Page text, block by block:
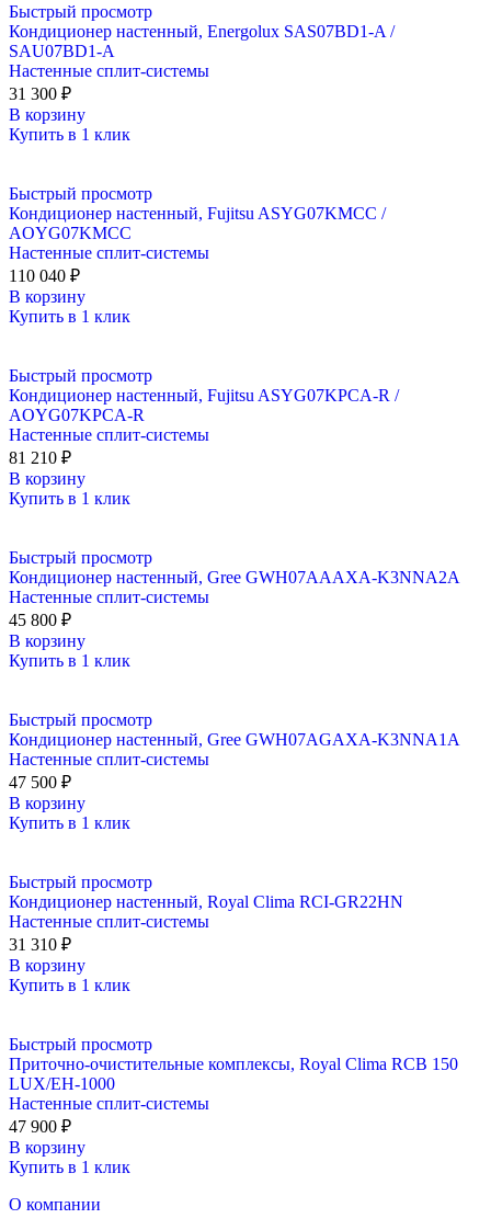
Быстрый просмотр
Кондиционер настенный, Energolux SAS07BD1-A /
SAU07BD1-A
Настенные сплит-системы
31 300 ₽
В корзину
Купить в 1 клик
Быстрый просмотр
Кондиционер настенный, Fujitsu ASYG07KMCC /
AOYG07KMCC
Настенные сплит-системы
110 040 ₽
В корзину
Купить в 1 клик
Быстрый просмотр
Кондиционер настенный, Fujitsu ASYG07KPCA-R /
AOYG07KPCA-R
Настенные сплит-системы
81 210 ₽
В корзину
Купить в 1 клик
Быстрый просмотр
Кондиционер настенный, Gree GWH07AAAXA-K3NNA2A
Настенные сплит-системы
45 800 ₽
В корзину
Купить в 1 клик
Быстрый просмотр
Кондиционер настенный, Gree GWH07AGAXA-K3NNA1A
Настенные сплит-системы
47 500 ₽
В корзину
Купить в 1 клик
Быстрый просмотр
Кондиционер настенный, Royal Clima RCI-GR22HN
Настенные сплит-системы
31 310 ₽
В корзину
Купить в 1 клик
Быстрый просмотр
Приточно-очистительные комплексы, Royal Clima RCB 150
LUX/EH-1000
Настенные сплит-системы
47 900 ₽
В корзину
Купить в 1 клик
О компании